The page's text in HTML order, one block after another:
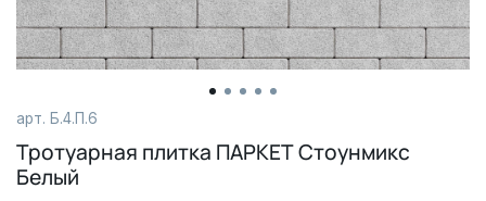
арт. Б.4.П.6
Тротуарная плитка ПАРКЕТ Стоунмикс
Белый